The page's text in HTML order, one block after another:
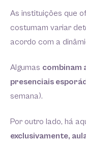
As instituições que
costumam variar
acordo com a
Algumas combinam
presenciais
semana).
Por outro lado, há
exclusivamente,